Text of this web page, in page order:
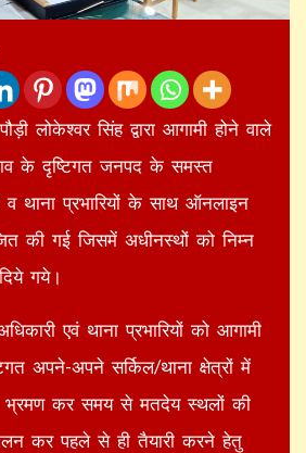
लोकेश्वर सिंह द्वारा आगामी होने वाले
के दृष्टिगत जनपद के समस्त
व थाना प्रभारियों के साथ ऑनलाइन
की गई जिसमें अधीनस्थों को निम्न
गये।
एवं थाना प्रभारियों को आगामी
अपने-अपने सर्किल/थाना क्षेत्रों में
भ्रमण कर समय से मतदेय स्थलों की
कर पहले से ही तैयारी करने हेतु